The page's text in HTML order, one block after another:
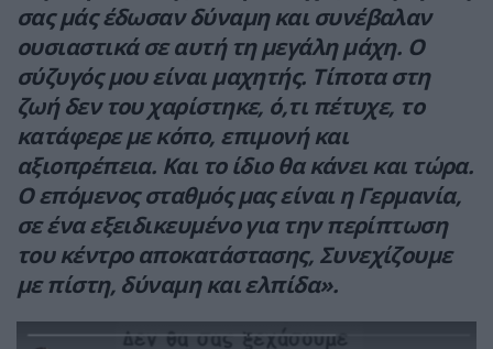
σας μάς έδωσαν δύναμη και συνέβαλαν
ουσιαστικά σε αυτή τη μεγάλη μάχη. Ο
σύζυγός μου είναι μαχητής. Τίποτα στη
ζωή δεν του χαρίστηκε, ό,τι πέτυχε, το
κατάφερε με κόπο, επιμονή και
αξιοπρέπεια. Και το ίδιο θα κάνει και τώρα.
Ο επόμενος σταθμός μας είναι η Γερμανία,
σε ένα εξειδικευμένο για την περίπτωση
του κέντρο αποκατάστασης, Συνεχίζουμε
με πίστη, δύναμη και ελπίδα».